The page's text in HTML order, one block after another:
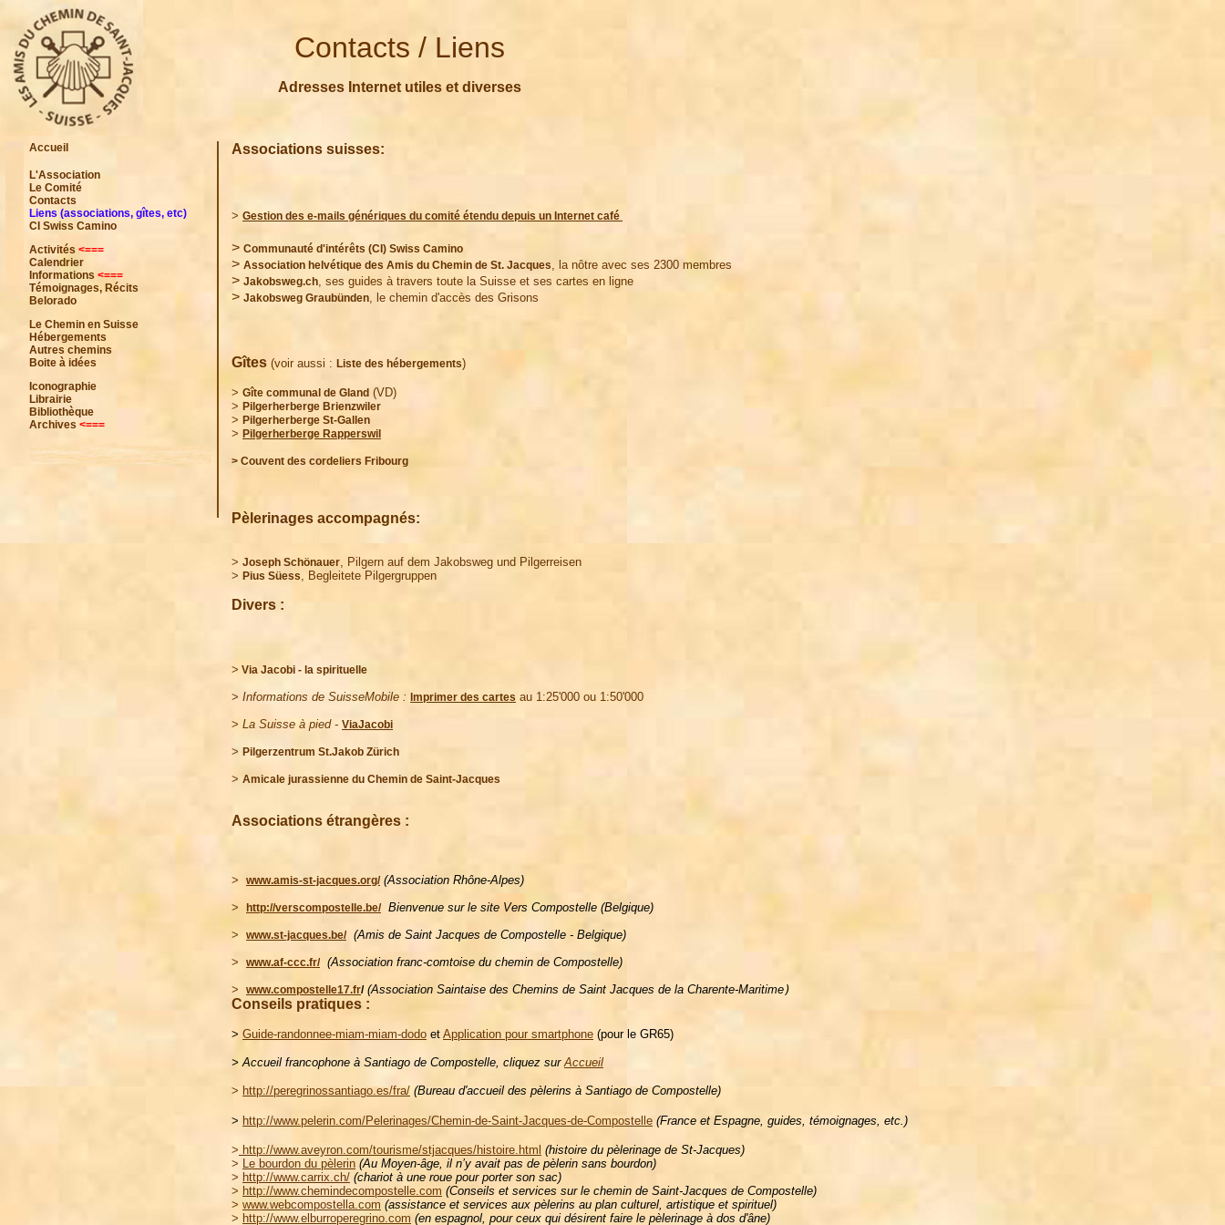
Contacts / Liens
Adresses Internet utiles et diverses
Accueil
L'Association
Le Comité
Contacts
Liens (associations, gîtes, etc)
CI Swiss Camino
Activités <===
Calendrier
Informations <===
Témoignages, Récits
Belorado
Le Chemin en Suisse
Hébergements
Autres chemins
Boite à idées
Iconographie
Librairie
Bibliothèque
Archives <===
Associations suisses:
> Gestion des e-mails génériques du comité étendu depuis un Internet café
> Communauté d'intérêts (CI) Swiss Camino
> Association helvétique des Amis du Chemin de St. Jacques, la nôtre avec ses 2300 membres
> Jakobsweg.ch, ses guides à travers toute la Suisse et ses cartes en ligne
> Jakobsweg Graubünden, le chemin d'accès des Grisons
Gîtes (voir aussi : Liste des hébergements)
> Gîte communal de Gland (VD)
> Pilgerherberge Brienzwiler
> Pilgerherberge St-Gallen
> Pilgerherberge Rapperswil
> Couvent des cordeliers Fribourg
Pèlerinages accompagnés:
> Joseph Schönauer, Pilgern auf dem Jakobsweg und Pilgerreisen
> Pius Süess, Begleitete Pilgergruppen
Divers :
> Via Jacobi - la spirituelle
> Informations de SuisseMobile : Imprimer des cartes au 1:25'000 ou 1:50'000
> La Suisse à pied - ViaJacobi
> Pilgerzentrum St.Jakob Zürich
> Amicale jurassienne du Chemin de Saint-Jacques
Associations étrangères :
> www.amis-st-jacques.org/ (Association Rhône-Alpes)
>
http://verscompostelle.be/ Bienvenue sur le site Vers Compostelle (Belgique)
>
www.st-jacques.be/ (Amis de Saint Jacques de Compostelle - Belgique)
>
www.af-ccc.fr/ (Association franc-comtoise du chemin de Compostelle)
>
www.compostelle17.fr/ (Association Saintaise des Chemins de Saint Jacques de la Charente-Maritime)
Conseils pratiques :
> Guide-randonnee-miam-miam-dodo et Application pour smartphone (pour le GR65)
> Accueil francophone à Santiago de Compostelle, cliquez surAccueil
> http://peregrinossantiago.es/fra/ (Bureau d'accueil des pèlerins à Santiago de Compostelle)
> http://www.pelerin.com/Pelerinages/Chemin-de-Saint-Jacques-de-Compostelle (France et Espagne, guides, témoignages, etc.)
> http://www.aveyron.com/tourisme/stjacques/histoire.html (histoire du pèlerinage de St-Jacques)
> Le bourdon du pèlerin (Au Moyen-âge, il n’y avait pas de pèlerin sans bourdon)
> http://www.carrix.ch/ (chariot à une roue pour porter son sac)
> http://www.chemindecompostelle.com (Conseils et services sur le chemin de Saint-Jacques de Compostelle)
> www.webcompostella.com (assistance et services aux pèlerins au plan culturel, artistique et spirituel)
> http://www.elburroperegrino.com (en espagnol, pour ceux qui désirent faire le pèlerinage à dos d'âne)